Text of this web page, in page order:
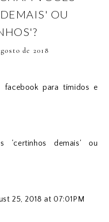
OU
de 2018
facebook para tímidos e
'certinhos demais' ou
25, 2018 at 07:01PM